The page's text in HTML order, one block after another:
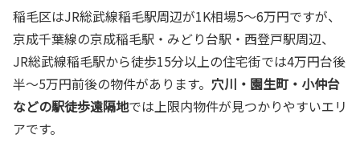
稲毛区はJR総武線稲毛駅周辺が1K相場5〜6万円ですが、
京成千葉線の京成稲毛駅・みどり台駅・西登戸駅周辺、
JR総武線稲毛駅から徒歩15分以上の住宅街では4万円台後
半〜5万円前後の物件があります。 穴川・園生町・小仲台
などの駅徒歩遠隔地では上限内物件が見つかりやすいエリ
アです。